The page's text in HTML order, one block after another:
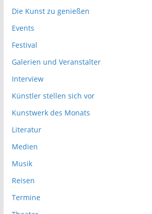
Die Kunst zu genießen
Events
Festival
Galerien und Veranstalter
Interview
Künstler stellen sich vor
Kunstwerk des Monats
Literatur
Medien
Musik
Reisen
Termine